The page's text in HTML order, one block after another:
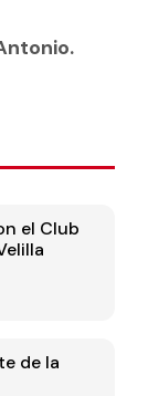
el Club
de la